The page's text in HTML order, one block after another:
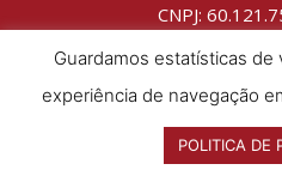
CNPJ:
Política de
Guardamos estatísticas de
experiência de navegação
POLITICA DE